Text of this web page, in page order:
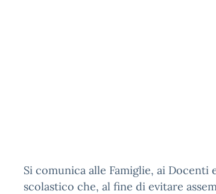
Si comunica alle Famiglie, ai Docenti
scolastico che, al fine di evitare